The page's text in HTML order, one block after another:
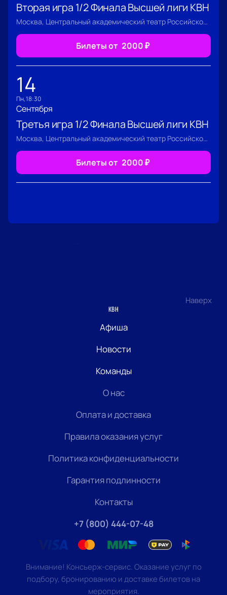
Вторая игра 1/2 Финала Высшей лиги КВН
Москва, Центральный академический театр Российской Армии
Билеты от 2000₽
14
пн, 18:30
Сентября
Третья игра 1/2 Финала Высшей лиги КВН
Москва, Центральный академический театр Российской Армии
Билеты от 2000₽
Наверх
КВН
Афиша
Новости
Команды
О нас
Оплата и доставка
Правила оказания услуг
Политика конфиденциальности
Гарантия подлинности
Контакты
+7 (800) 444-07-48
Внимание! Консьерж-сервис. Оказание услуг по
подбору, бронированию и доставке билетов на
мероприятия.